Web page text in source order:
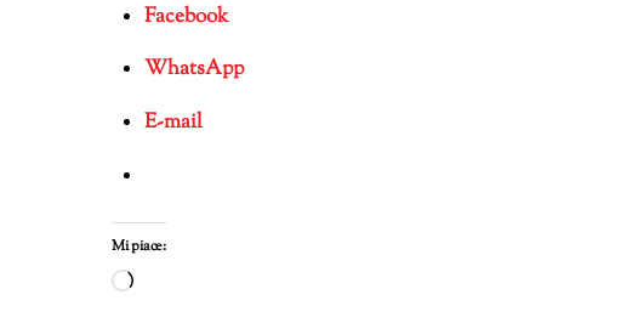
Facebook
WhatsApp
E-mail
Mi piace:
Caricamento